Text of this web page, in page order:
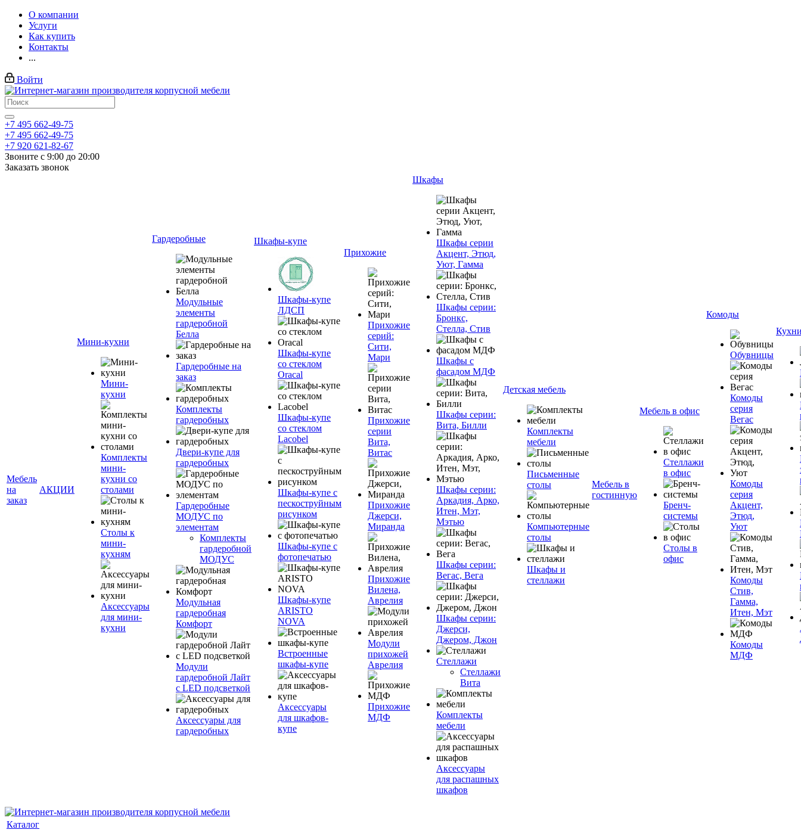
О компании
Услуги
Как купить
Контакты
...
Войти
+7 495 662-49-75
+7 495 662-49-75
+7 920 621-82-67
Звоните с 9:00 до 20:00
Заказать звонок
Мебель
на
заказ
АКЦИИ
Мини-кухни
Мини-
кухни
Комплекты
мини-
кухни со
столами
Столы к
мини-
кухням
Аксессуары
для мини-
кухни
Гардеробные
Модульные
элементы
гардеробной
Белла
Гардеробные на
заказ
Комплекты
гардеробных
Двери-купе для
гардеробных
Гардеробные
МОДУС по
элементам
Комплекты
гардеробной
МОДУС
Модульная
гардеробная
Комфорт
Модули
гардеробной Лайт
с LED подсветкой
Аксессуары для
гардеробных
Шкафы-купе
Шкафы-купе
ЛДСП
Шкафы-купе
со стеклом
Oracal
Шкафы-купе
со стеклом
Lacobel
Шкафы-купе с
пескоструйным
рисунком
Шкафы-купе с
фотопечатью
Шкафы-купе
ARISTO
NOVA
Встроенные
шкафы-купе
Аксессуары
для шкафов-
купе
Прихожие
Прихожие
серий:
Сити,
Мари
Прихожие
серии
Вита,
Витас
Прихожие
Джерси,
Миранда
Прихожие
Вилена,
Аврелия
Модули
прихожей
Аврелия
Прихожие
МДФ
Шкафы
Шкафы серии
Акцент, Этюд,
Уют, Гамма
Шкафы серии:
Бронкс,
Стелла, Стив
Шкафы с
фасадом МДФ
Шкафы серии:
Вита, Билли
Шкафы серии:
Аркадия, Арко,
Итен, Мэт,
Мэтью
Шкафы серии:
Вегас, Вега
Шкафы серии:
Джерси,
Джером, Джон
Стеллажи
Стеллажи
Вита
Комплекты
мебели
Аксессуары
для распашных
шкафов
Детская мебель
Комплекты
мебели
Письменные
столы
Компьютерные
столы
Шкафы и
стеллажи
Мебель в
гостинную
Мебель в офис
Стеллажи
в офис
Бренч-
системы
Столы в
офис
Комоды
Обувницы
Комоды
серия
Вегас
Комоды
серия
Акцент,
Этюд,
Уют
Комоды
Стив,
Гамма,
Итен, Мэт
Комоды
МДФ
Каталог